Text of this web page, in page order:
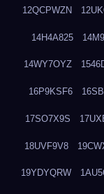
12QCPWZN
14H4A825
14WY7OYZ
16P9KSF6
17SO7X9S
18UVF9V8
19YDYQRW